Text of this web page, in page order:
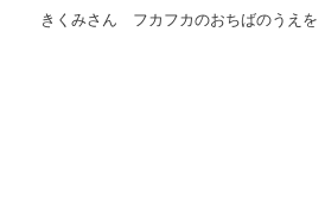
きくみさん フカフカのおちばのうえ